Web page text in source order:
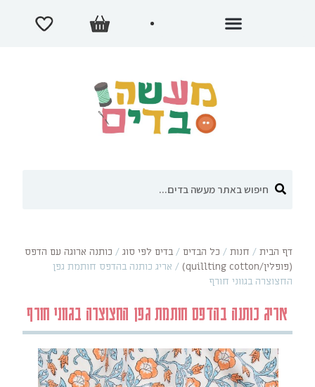
דף הבית / חנות / כל הבדים /בדים לפי סוג / כותנה ארוגה עם הדפס
(פופלין/quillting cotton)
/ אריג כותנה בהדפס חותמת גפן
החצוצרה בגווני חורף
אריג כותנה בהדפס חותמת גפן החצוצרה בגווני חורף